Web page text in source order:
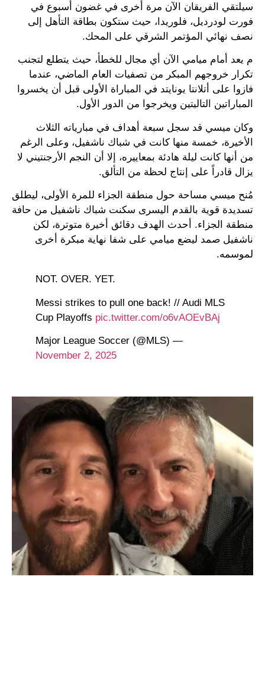
سيلتقي الفريقان الآن مرة أخرى في غضون أسبوع في
فورت لودرديل، فلوريدا، حيث ستكون بطاقة التأهل إلى
نصف نهائي المؤتمر الشرقي على المحك.
م يعد أمام ميامي الآن أي مجال للخطأ، حيث يتطلع لتجنب
تكرار خروجهم المبكر من تصفيات العام الماضي، عندما
فازوا على أتلانتا يونايتد في المباراة الأولى قبل أن يخسروا
المباراتين التاليتين ويخرجوا من الدور الأول.
وكان ميسي قد سجل سبعة أهداف في مبارياته الثلاث
الأخيرة، خمسة منها كانت في شباك ناشفيل، وعلى الرغم
من أنها كانت ليلة هادئة بمعاييره، إلا أن النجم الأرجنتيني لا
يزال قادراً على إنتاج لحظة من التألق.
مُنح ميسي مساحة حول منطقة الجزاء للمرة الأولى، ليطلق
تسديدة قوية بالقدم اليسرى سكنت شباك ناشفيل من حافة
منطقة الجزاء. أحدث الهدف دقائق أخيرة متوترة، لكن
ناشفيل صمد ليضع ميامي على شفا نهاية مبكرة أخرى
لموسمه.
NOT. OVER. YET.
Messi strikes to pull one back! // Audi MLS
Cup Playoffs pic.twitter.com/o6vAOEvBAj
— Major League Soccer (@MLS)
November 2, 2025